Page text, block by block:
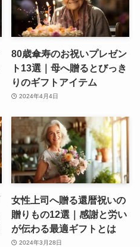
80歳傘寿のお祝いプレゼン
ト13選｜母へ贈るとびっき
りのギフトアイテム
2024年4月4日
女性上司へ贈る還暦祝いの
贈りもの12選｜感謝と労い
が伝わる最適ギフトとは
2024年3月28日